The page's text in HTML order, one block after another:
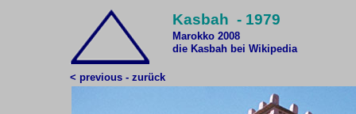
Kasbah - 1979
Marokko 2008
die Kasbah bei Wikipedia
< previous - zurück